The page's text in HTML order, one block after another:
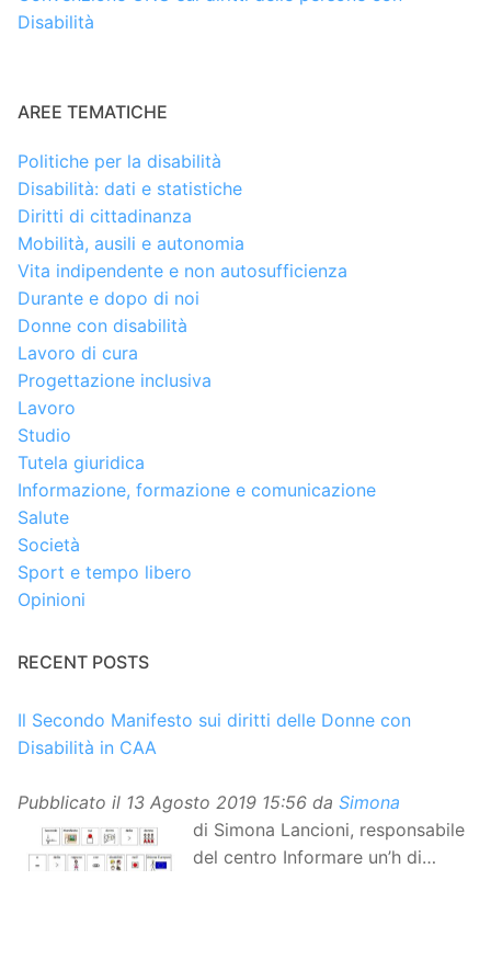
Disabilità
AREE TEMATICHE
Politiche per la disabilità
Disabilità: dati e statistiche
Diritti di cittadinanza
Mobilità, ausili e autonomia
Vita indipendente e non autosufficienza
Durante e dopo di noi
Donne con disabilità
Lavoro di cura
Progettazione inclusiva
Lavoro
Studio
Tutela giuridica
Informazione, formazione e comunicazione
Salute
Società
Sport e tempo libero
Opinioni
RECENT POSTS
Il Secondo Manifesto sui diritti delle Donne con
Disabilità in CAA
Pubblicato il 13 Agosto 2019 15:56 da Simona
di Simona Lancioni, responsabile
del centro Informare un’h di